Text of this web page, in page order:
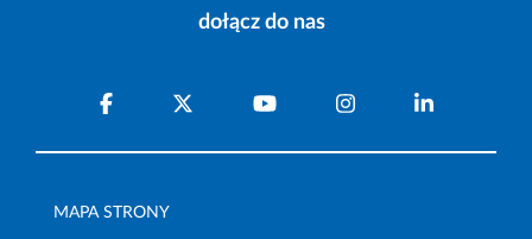
dołącz do nas
MAPA STRONY